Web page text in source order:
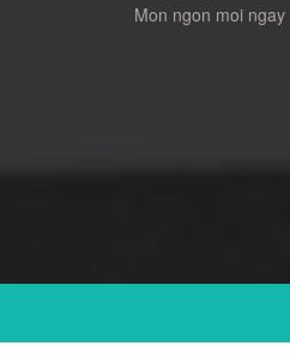
Mon ngon moi ngay